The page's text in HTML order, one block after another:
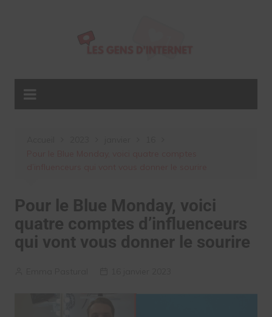
Pour le Blue Monday, voici
quatre comptes d’influenceurs
qui vont vous donner le sourire